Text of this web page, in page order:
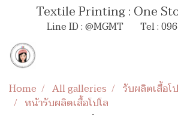
Textile Printing : One
Line ID : @MGMT Tel :
Home All galleries
รับผลิตเสื้อโ
หน้ารับผลิตเสื้อโปโล